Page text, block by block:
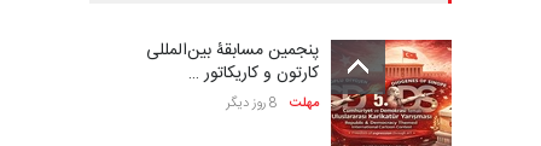
پنجمین مسابقۀ بین‌المللی
کارتون و کاریکاتور …
مهلت 8 روز دیگر